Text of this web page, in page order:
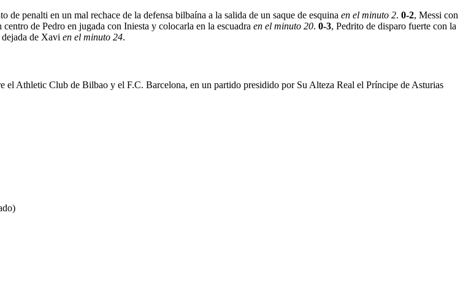
penalti en un mal rechace de la defensa bilbaína a la salida de un saque de esquina en el minuto 2. 0-2, Messi con
de Pedro en jugada con Iniesta y colocarla en la escuadra en el minuto 20. 0-3, Pedrito de disparo fuerte con la
dejada de Xavi en el minuto 24.
el Athletic Club de Bilbao y el F.C. Barcelona, en un partido presidido por Su Alteza Real el Príncipe de Asturias